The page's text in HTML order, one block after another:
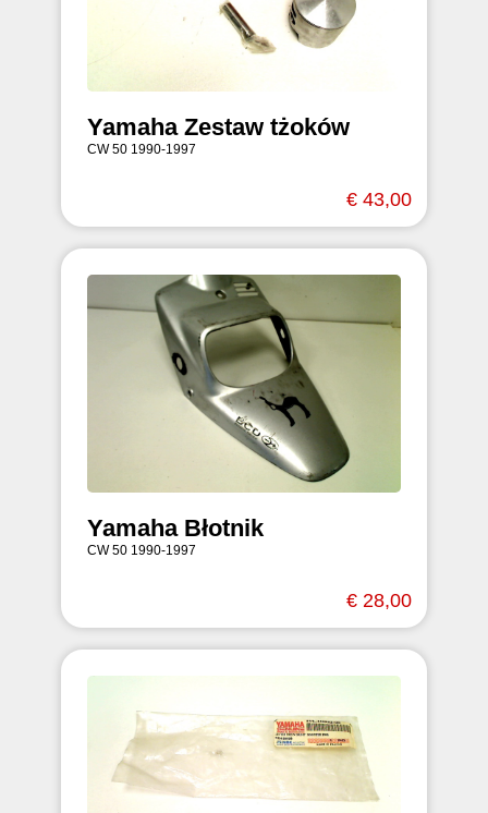
Yamaha Zestaw tżoków
CW 50 1990-1997
€ 43,00
Yamaha Błotnik
CW 50 1990-1997
€ 28,00